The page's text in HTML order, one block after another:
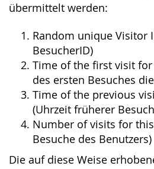
übermittelt werden:
Random unique Visitor
BesucherID)
Time of the first visit
des ersten Besuches
Time of the previous
(Uhrzeit früherer
Number of visits for
Besuche des Benutzers)
Die auf diese Weise